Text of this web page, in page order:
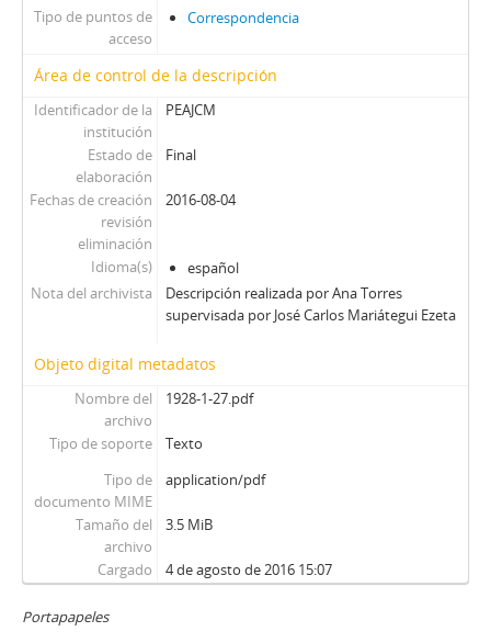
Tipo de puntos de
acceso
Correspondencia
Área de control de la descripción
Identificador de la
institución
PEAJCM
Estado de
elaboración
Final
Fechas de creación
revisión
eliminación
2016-08-04
Idioma(s)
español
Nota del archivista
Descripción realizada por Ana Torres
supervisada por José Carlos Mariátegui Ezeta
Objeto digital metadatos
Nombre del
archivo
1928-1-27.pdf
Tipo de soporte
Texto
Tipo de
documento MIME
application/pdf
Tamaño del
archivo
3.5 MiB
Cargado 4 de agosto de 2016 15:07
Portapapeles